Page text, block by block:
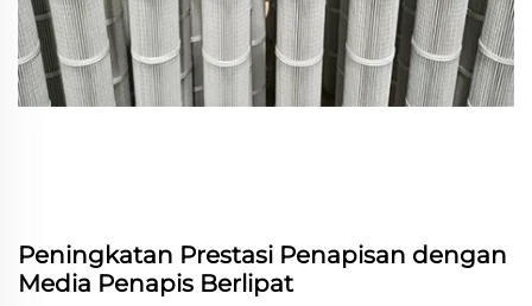
Peningkatan Prestasi Penapisan dengan
Media Penapis Berlipat